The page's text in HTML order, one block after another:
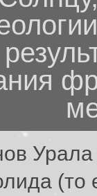
(то